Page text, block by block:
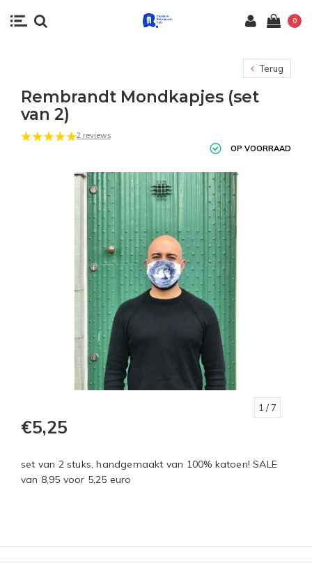
0
Terug
Rembrandt Mondkapjes (set
van 2)
2 reviews
OP VOORRAAD
1 / 7
€5,25
set van 2 stuks, handgemaakt van 100% katoen! SALE
van 8,95 voor 5,25 euro